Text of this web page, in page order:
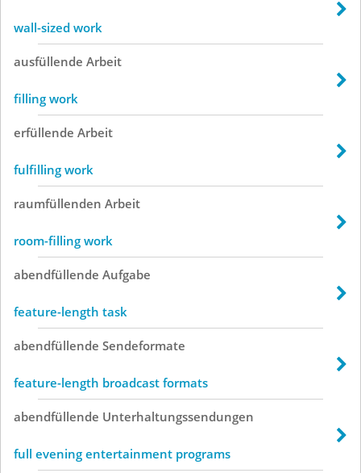
wall-sized work
ausfüllende Arbeit
filling work
erfüllende Arbeit
fulfilling work
raumfüllenden Arbeit
room-filling work
abendfüllende Aufgabe
feature-length task
abendfüllende Sendeformate
feature-length broadcast formats
abendfüllende Unterhaltungssendungen
full evening entertainment programs